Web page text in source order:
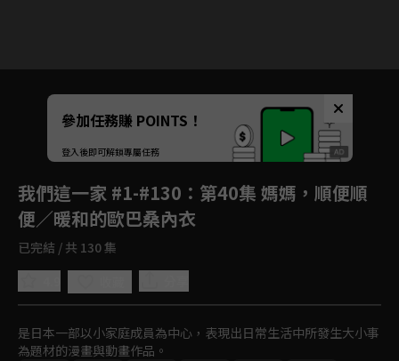
Unmute
如有不便請見諒
參加任務賺 POINTS！
登入後即可解鎖專屬任務
我們這一家 #1-#130 ：第40集 媽媽，順便順
便／暖和的歐巴桑內衣
已完結 / 共 130 集
是日本一部以小家庭成員為中心，表現出日常生活中所發生大小事
為題材的漫畫與動畫作品。